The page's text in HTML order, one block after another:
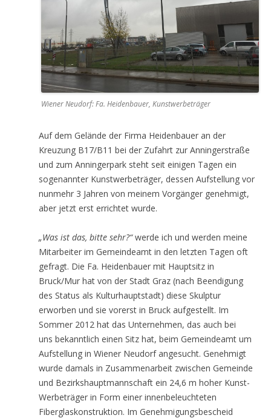
Wiener Neudorf: Fa. Heidenbauer, Kunstwerbeträger
Auf dem Gelände der Firma Heidenbauer an der
Kreuzung B17/B11 bei der Zufahrt zur Anningerstraße
und zum Anningerpark steht seit einigen Tagen ein
sogenannter Kunstwerbeträger, dessen Aufstellung vor
nunmehr 3 Jahren von meinem Vorgänger genehmigt,
aber jetzt erst errichtet wurde.
„Was ist das, bitte sehr?“werde ich und werden meine
Mitarbeiter im Gemeindeamt in den letzten Tagen oft
gefragt. Die Fa. Heidenbauer mit Hauptsitz in
Bruck/Mur hat von der Stadt Graz (nach Beendigung
des Status als Kulturhauptstadt) diese Skulptur
erworben und sie vorerst in Bruck aufgestellt. Im
Sommer 2012 hat das Unternehmen, das auch bei
uns bekanntlich einen Sitz hat, beim Gemeindeamt um
Aufstellung in Wiener Neudorf angesucht. Genehmigt
wurde damals in Zusammenarbeit zwischen Gemeinde
und Bezirkshauptmannschaft ein 24,6 m hoher Kunst-
Werbeträger in Form einer innenbeleuchteten
Fiberglaskonstruktion. Im Genehmigungsbescheid